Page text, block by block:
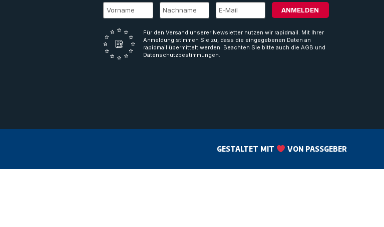
ANMELDEN
Für den Versand unserer Newsletter nutzen wir rapidmail. Mit Ihrer
Anmeldung stimmen Sie zu, dass die eingegebenen Daten an
rapidmail übermittelt werden. Beachten Sie bitte auch die AGB und
Datenschutzbestimmungen.
GESTALTET MIT VON PASSGEBER